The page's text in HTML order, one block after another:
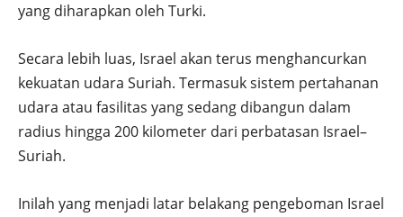
yang diharapkan oleh Turki.
Secara lebih luas, Israel akan terus menghancurkan
kekuatan udara Suriah. Termasuk sistem pertahanan
udara atau fasilitas yang sedang dibangun dalam
radius hingga 200 kilometer dari perbatasan Israel–
Suriah.
Inilah yang menjadi latar belakang pengeboman Israel